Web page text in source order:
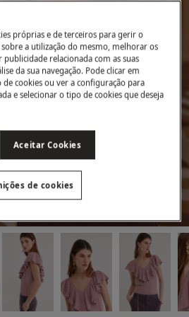
próprias e de terceiros para gerir o
a utilização do mesmo, melhorar os
publicidade relacionada com as suas
da sua navegação. Pode clicar em
de cookies ou ver a configuração para
e selecionar o tipo de cookies que deseja
Aceitar Cookies
de cookies